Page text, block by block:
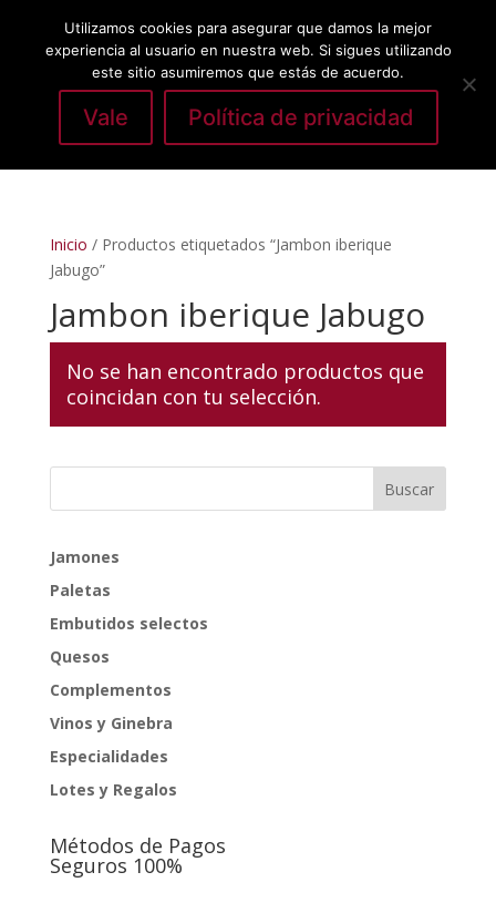
Seleccionar página
Inicio / Productos etiquetados “Jambon iberique
Jabugo”
Jambon iberique Jabugo
No se han encontrado productos que
coincidan con tu selección.
Jamones
Paletas
Embutidos selectos
Quesos
Complementos
Vinos y Ginebra
Especialidades
Lotes y Regalos
Métodos de Pagos
Seguros 100%
Utilizamos cookies para asegurar que damos la mejor
experiencia al usuario en nuestra web. Si sigues utilizando
este sitio asumiremos que estás de acuerdo.
Vale Política de privacidad